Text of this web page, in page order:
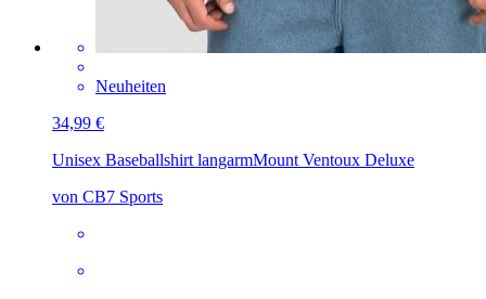
Neuheiten
34,99 €
Unisex Baseballshirt langarmMount Ventoux Deluxe
von CB7 Sports